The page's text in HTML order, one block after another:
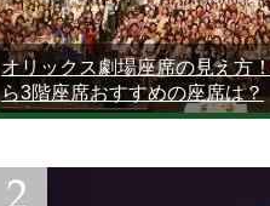
オリックス劇場座席の見え方
ら3階座席おすすめの座席は？